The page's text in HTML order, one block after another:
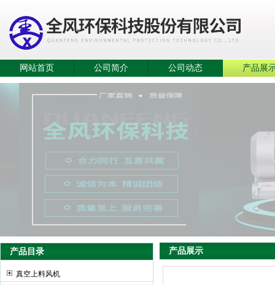
网站首页 公司简介 公司动态 产品展
产品目录
真空上料风机
产品展示